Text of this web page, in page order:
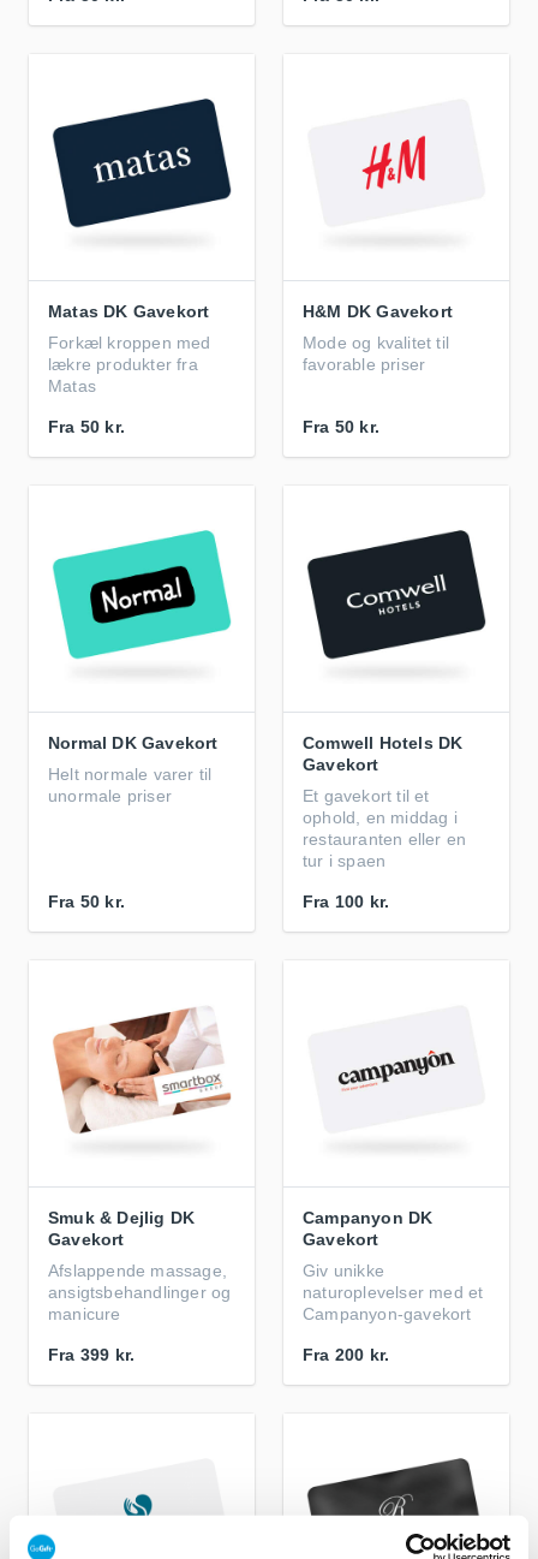
Matas DK Gavekort
Forkæl kroppen med
lækre produkter fra
Matas
Fra 50 kr.
H&M DK Gavekort
Mode og kvalitet til
favorable priser
Fra 50 kr.
Normal DK Gavekort
Helt normale varer til
unormale priser
Fra 50 kr.
Comwell Hotels DK
Gavekort
Et gavekort til et
ophold, en middag i
restauranten eller en
tur i spaen
Fra 100 kr.
Smuk & Dejlig DK
Gavekort
Afslappende massage,
ansigtsbehandlinger og
manicure
Fra 399 kr.
Campanyon DK
Gavekort
Giv unikke
naturoplevelser med et
Campanyon-gavekort
Fra 200 kr.